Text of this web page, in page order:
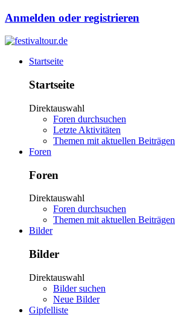
Anmelden oder registrieren
Startseite
Startseite
Direktauswahl
Foren durchsuchen
Letzte Aktivitäten
Themen mit aktuellen Beiträgen
Foren
Foren
Direktauswahl
Foren durchsuchen
Themen mit aktuellen Beiträgen
Bilder
Bilder
Direktauswahl
Bilder suchen
Neue Bilder
Gipfelliste